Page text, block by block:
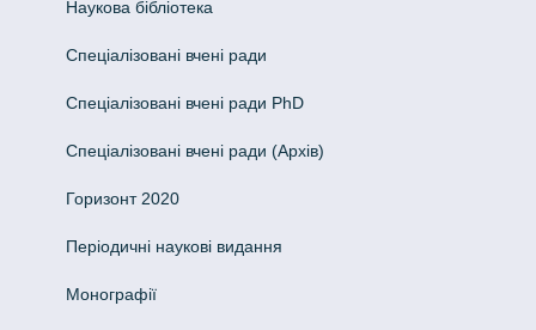
Наукова бібліотека
Спеціалізовані вчені ради
Спеціалізовані вчені ради PhD
Спеціалізовані вчені ради (Архів)
Горизонт 2020
Періодичні наукові видання
Монографії